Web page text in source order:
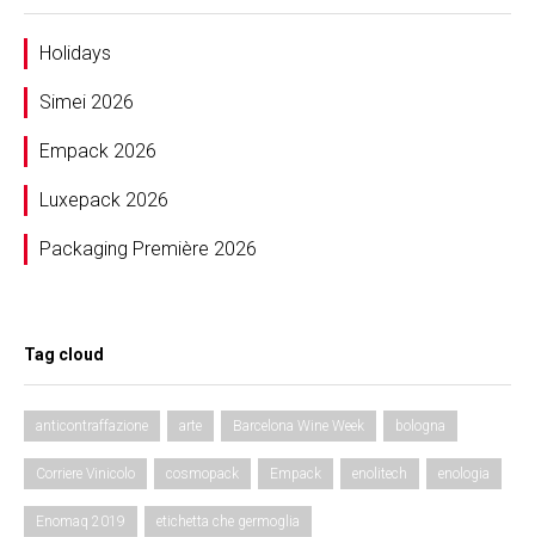
Holidays
Simei 2026
Empack 2026
Luxepack 2026
Packaging Première 2026
Tag cloud
anticontraffazione arte Barcelona Wine Week bologna
Corriere Vinicolo cosmopack Empack enolitech enologia
Enomaq 2019 etichetta che germoglia